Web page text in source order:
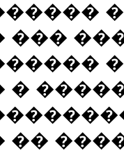
���
�
��